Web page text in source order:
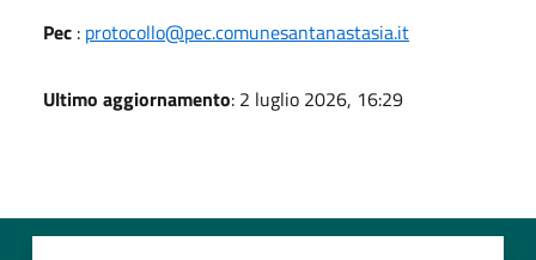
Pec : protocollo@pec.comunesantanastasia.it
Ultimo aggiornamento: 2 luglio 2026, 16:29